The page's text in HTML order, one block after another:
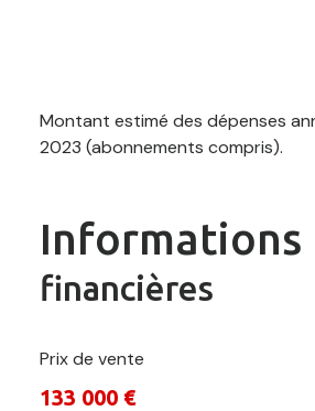
Montant estimé des dépenses
2023 (abonnements compris).
Informations
financières
Prix de vente
133 000 €